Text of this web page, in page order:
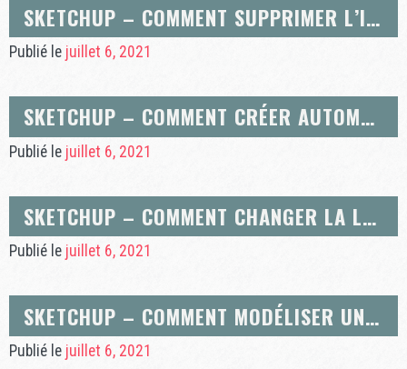
SKETCHUP – COMMENT SUPPRIMER L’IMAGE EN SURIMPRESSION (FILIGRANE) SUR UN MODÈLE SKETCHUP
Publié le juillet 6, 2021
SKETCHUP – COMMENT CRÉER AUTOMATIQUEMENT DES FACES À PARTIR DE LIGNES IMPORTÉES D’AUTOCAD EN DWG OU DXF
Publié le juillet 6, 2021
SKETCHUP – COMMENT CHANGER LA LANGUE DE SKETCHUP EN FRANÇAIS
Publié le juillet 6, 2021
SKETCHUP – COMMENT MODÉLISER UNE SPHÈRE
Publié le juillet 6, 2021